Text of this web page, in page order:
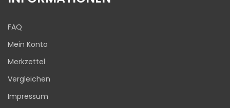
FAQ
Mein Konto
Merkzettel
Vergleichen
Impressum